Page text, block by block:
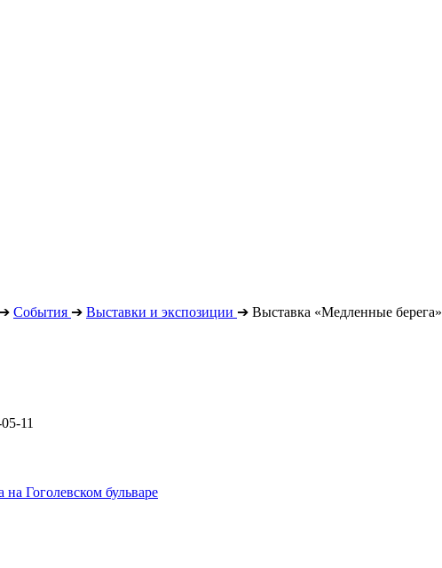
➔ События ➔ Выставки и экспозиции ➔ Выставка «Медленные берега»
11
Гоголевском бульваре